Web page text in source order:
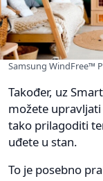
Samsung WindFree™
Također, uz
možete
tako prilagoditi
uđete u stan.
To je posebno